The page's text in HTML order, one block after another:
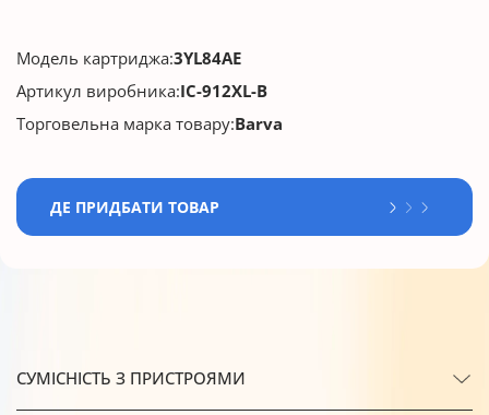
Модель картриджа:3YL84AE
Артикул виробника:IC-912XL-B
Торговельна марка товару:Barva
ДЕ ПРИДБАТИ ТОВАР
СУМІСНІСТЬ З ПРИСТРОЯМИ